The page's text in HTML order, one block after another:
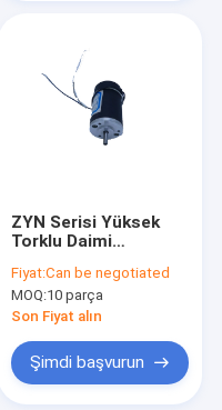
ZYN Serisi Yüksek
Torklu Daimi
40mm 24V 1000-
3000RPM
Fiyat:Can be negotiated
MOQ:10 parça
Son Fiyat alın
Şimdi başvurun